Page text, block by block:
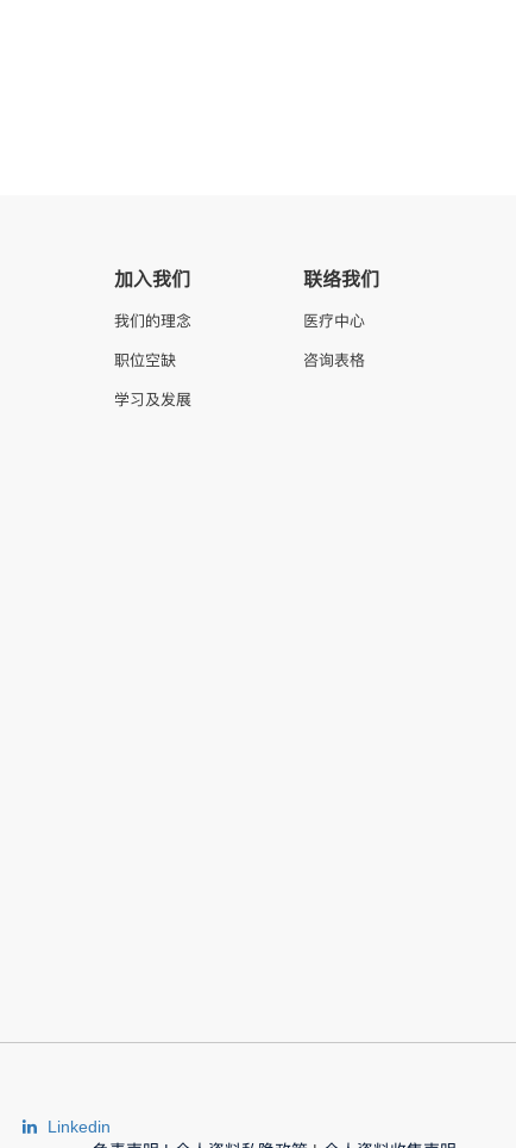
加入我们
我们的理念
职位空缺
学习及发展
联络我们
医疗中心
咨询表格
Linkedin